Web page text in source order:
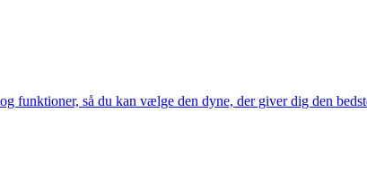
funktioner, så du kan vælge den dyne, der giver dig den